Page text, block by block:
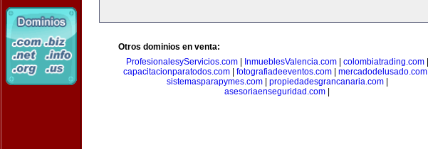
Otros dominios en venta:
ProfesionalesyServicios.com| InmueblesValencia.com| colombiatrading.com|
capacitacionparatodos.com| fotografiadeeventos.com| mercadodelusado.com|
sistemasparapymes.com| propiedadesgrancanaria.com|
asesoriaenseguridad.com